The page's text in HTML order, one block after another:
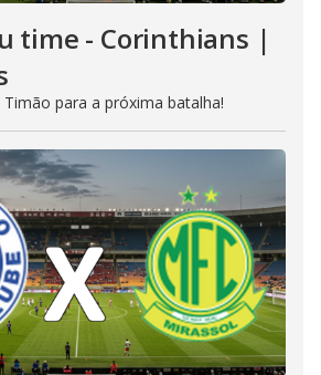
time - Corinthians |
para a próxima batalha!